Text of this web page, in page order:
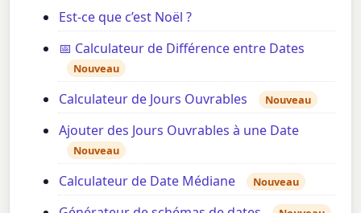
Est-ce que c’est Noël ?
📅 Calculateur de Différence entre Dates
Nouveau
Calculateur de Jours Ouvrables Nouveau
Ajouter des Jours Ouvrables à une Date
Nouveau
Calculateur de Date Médiane Nouveau